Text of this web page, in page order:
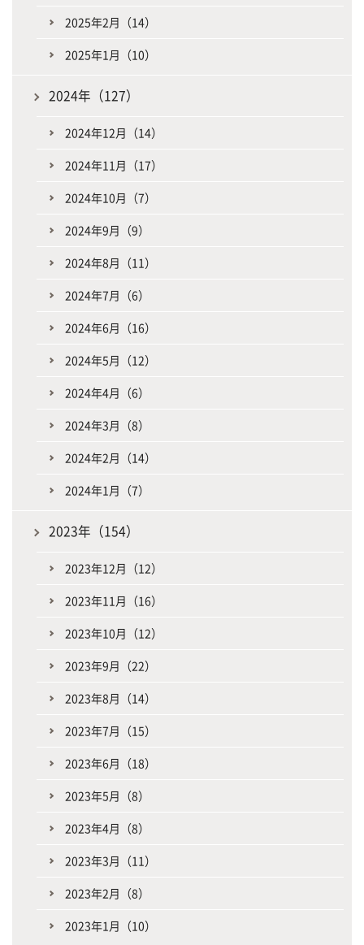
2025年2月（14）
2025年1月（10）
2024年（127）
2024年12月（14）
2024年11月（17）
2024年10月（7）
2024年9月（9）
2024年8月（11）
2024年7月（6）
2024年6月（16）
2024年5月（12）
2024年4月（6）
2024年3月（8）
2024年2月（14）
2024年1月（7）
2023年（154）
2023年12月（12）
2023年11月（16）
2023年10月（12）
2023年9月（22）
2023年8月（14）
2023年7月（15）
2023年6月（18）
2023年5月（8）
2023年4月（8）
2023年3月（11）
2023年2月（8）
2023年1月（10）